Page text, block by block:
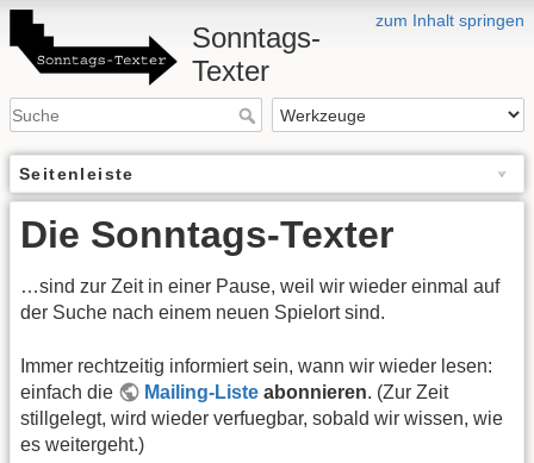
zum Inhalt springen
Sonntags-
Texter
Seitenleiste
Die Sonntags-Texter
…sind zur Zeit in einer Pause, weil wir wieder einmal auf
der Suche nach einem neuen Spielort sind.
Immer rechtzeitig informiert sein, wann wir wieder lesen:
einfach die
Mailing-Liste abonnieren. (Zur Zeit
stillgelegt, wird wieder verfuegbar, sobald wir wissen, wie
es weitergeht.)